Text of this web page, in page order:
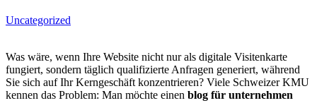
Uncategorized
Was wäre, wenn Ihre Website nicht nur als digitale Visitenkarte
fungiert, sondern täglich qualifizierte Anfragen generiert, während
Sie sich auf Ihr Kerngeschäft konzentrieren? Viele Schweizer KMU
kennen das Problem: Man möchte einen blog für unternehmen